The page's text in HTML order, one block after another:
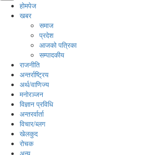
होमपेज
खबर
समाज
प्रदेश
आजको पत्रिका
सम्पादकीय
राजनीति
अन्तर्राष्ट्रिय
अर्थ/वाणिज्य
मनाेरञ्जन
विज्ञान प्रविधि
अन्तरर्वार्ता
विचार/ब्लग
खेलकुद
रोचक